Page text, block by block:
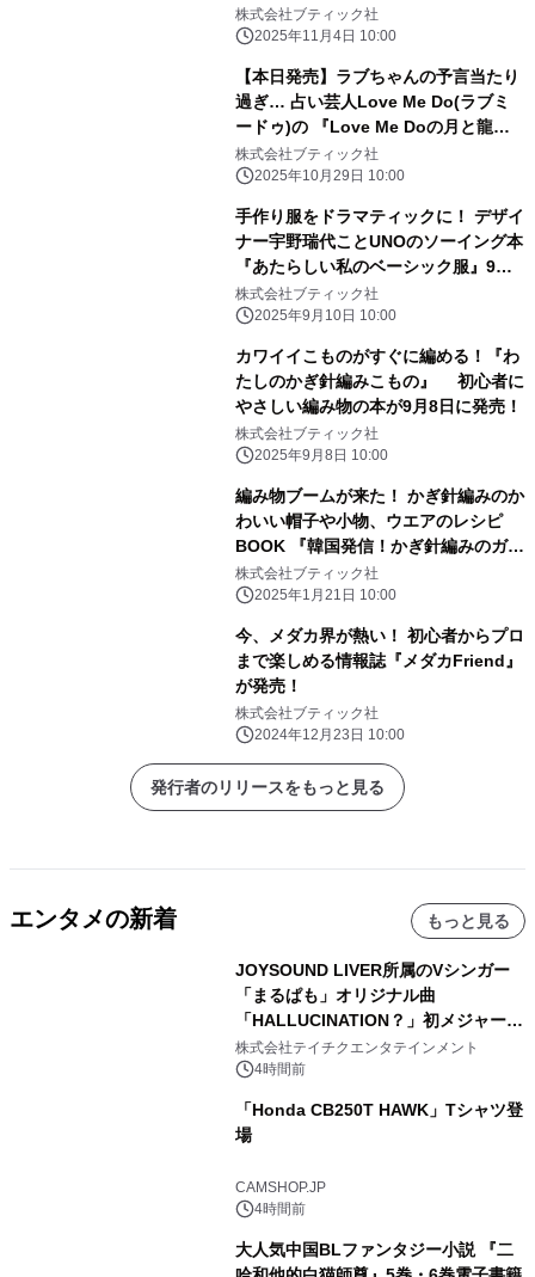
ルオープン
株式会社ブティック社
2025年11月4日 10:00
【本日発売】ラブちゃんの予言当たり
過ぎ… 占い芸人Love Me Do(ラブミ
ードゥ)の 『Love Me Doの月と龍が
導く 月占星術 2026』発売！
株式会社ブティック社
2025年10月29日 10:00
手作り服をドラマティックに！ デザイ
ナー宇野瑞代ことUNOのソーイング本
『あたらしい私のベーシック服』9月
10日発売【新刊】
株式会社ブティック社
2025年9月10日 10:00
カワイイこものがすぐに編める！『わ
たしのかぎ針編みこもの』 初心者に
やさしい編み物の本が9月8日に発売！
株式会社ブティック社
2025年9月8日 10:00
編み物ブームが来た！ かぎ針編みのか
わいい帽子や小物、ウエアのレシピ
BOOK 『韓国発信！かぎ針編みのガー
ルズニットこもの』が 1月21日に発
売！
株式会社ブティック社
2025年1月21日 10:00
今、メダカ界が熱い！ 初心者からプロ
まで楽しめる情報誌『メダカFriend』
が発売！
株式会社ブティック社
2024年12月23日 10:00
発行者のリリースをもっと見る
エンタメの新着 もっと見る
JOYSOUND LIVER所属のVシンガー
「まるぱも」オリジナル曲
「HALLUCINATION？」初メジャー配
信リリース決定！
株式会社テイチクエンタテインメント
4時間前
「Honda CB250T HAWK」Tシャツ登
場
CAMSHOP.JP
4時間前
大人気中国BLファンタジー小説 『二